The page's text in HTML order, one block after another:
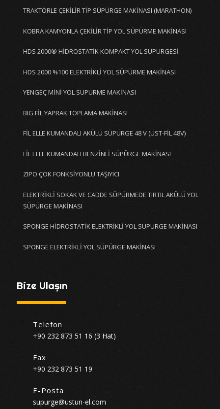
TRAKTÖRLE ÇEKİLİR TİP SÜPÜRGE MAKİNASI (MARATHON)
KOBRA KAMYONLA ÇEKİLİR TİP YOL SÜPÜRME MAKİNASI
HDS 2000® HİDROSTATİK KOMPAKT YOL SÜPÜRGESİ
HDS 2000 %100 ELEKTRİKLİ YOL SÜPÜRME MAKİNASI
YENGEÇ MİNİ YOL SÜPÜRME MAKİNASI
BIG FİL YAPRAK TOPLAMA MAKİNASI
FİL ELLE KUMANDALI AKÜLÜ SÜPÜRGE 48 V (ÜST-FİL 48V)
FİL ELLE KUMANDALI BENZİNLİ SÜPÜRGE MAKİNASI
ZIPO ÇOK FONKSİYONLU TAŞIYICI
ELEKTRİKLİ SOKAK VE CADDE SÜPÜRMEDE TIRTIL AKÜLÜ YOL
SÜPÜRGE MAKİNASI
SPONGE HİDROSTATİK ELEKTRİKLİ YOL SÜPÜRGE MAKİNASI
SPONGE ELEKTRİKLİ YOL SÜPÜRGE MAKİNASI
Bize Ulaşın
Telefon
+90 232 873 51 16 (3 Hat)
Fax
+90 232 873 51 19
E-Posta
supurge@ustun-el.com